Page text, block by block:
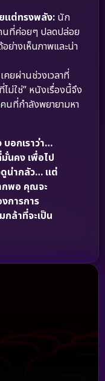
แต่ทรงพลัง: นัก
นที่ค่อยๆ ปลดปล่อย
ย่างเห็นภาพและน่า
ยผ่านช่วงเวลาที่
ม่ใช่” หนังเรื่องนี้จึง
ที่กำลังพยายามหา
บอกเราว่า…
นคง เพื่อไป
น่ากลัว… แต่
กพอ คุณจะ
การการ
ล้าที่จะเป็น